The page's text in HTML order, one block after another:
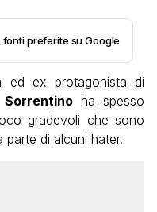
fonti preferite su Google
ed ex protagonista di
Sorrentino ha spesso
gradevoli che sono
di alcuni hater.